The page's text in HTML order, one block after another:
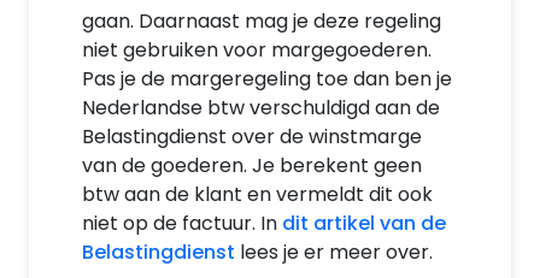
gaan. Daarnaast mag je deze regeling
niet gebruiken voor margegoederen.
Pas je de margeregeling toe dan ben je
Nederlandse btw verschuldigd aan de
Belastingdienst over de winstmarge
van de goederen. Je berekent geen
btw aan de klant en vermeldt dit ook
niet op de factuur. In dit artikel van de
Belastingdienst lees je er meer over.